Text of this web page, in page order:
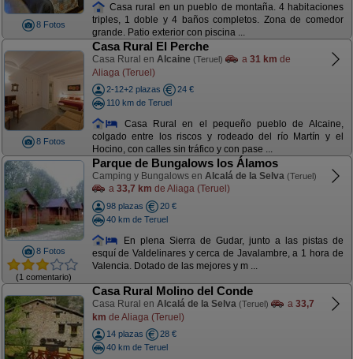
8 Fotos
Casa rural en un pueblo de montaña. 4 habitaciones
triples, 1 doble y 4 baños completos. Zona de comedor
grande. Patio exterior con piscina ...
8 Fotos
Casa Rural El Perche
Casa Rural en Alcaine (Teruel) a 31 km de
Aliaga (Teruel)
2-12+2 plazas
24 €
110 km de Teruel
Casa Rural en el pequeño pueblo de Alcaine,
colgado entre los riscos y rodeado del río Martín y el
Hocino, con calles sin tráfico y con pase ...
8 Fotos
(1 comentario)
Parque de Bungalows los Álamos
Camping y Bungalows en Alcalá de la Selva (Teruel)
a 33,7 km de Aliaga (Teruel)
98 plazas
20 €
40 km de Teruel
En plena Sierra de Gudar, junto a las pistas de
esquí de Valdelinares y cerca de Javalambre, a 1 hora de
Valencia. Dotado de las mejores y m ...
Casa Rural Molino del Conde
Casa Rural en Alcalá de la Selva (Teruel) a 33,7
km de Aliaga (Teruel)
14 plazas
28 €
40 km de Teruel